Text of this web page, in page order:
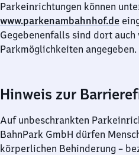
Parkeinrichtungen können
www.parkenambahnhof.de
Gegebenenfalls sind dort auch
Parkmöglichkeiten angegeben.
Hinweis zur
Auf unbeschrankten
BahnPark GmbH dürfen
körperlichen Behinderung –